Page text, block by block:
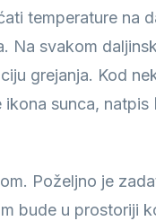
temperature na
Na svakom
grejanja. Kod
sunca, natpis
Poželjno je
bude u prostoriji